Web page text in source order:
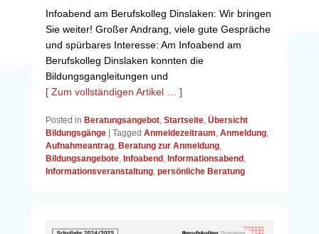
Infoabend am Berufskolleg Dinslaken: Wir bringen
Sie weiter! Großer Andrang, viele gute Gespräche
und spürbares Interesse: Am Infoabend am
Berufskolleg Dinslaken konnten die
Bildungsgangleitungen und
[ Zum vollständigen Artikel … ]
Posted in Beratungsangebot, Startseite, Übersicht
Bildungsgänge | Tagged Anmeldezeitraum, Anmeldung,
Aufnahmeantrag, Beratung zur Anmeldung,
Bildungsangebote, Infoabend, Informationsabend,
Informationsveranstaltung, persönliche Beratung